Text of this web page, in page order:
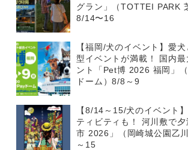
グラン」（TOTTEI PARK
8/14〜16
【福岡/犬のイベント】愛
型イベントが満載！ 国内
ント「Pet博 2026 福岡」
ドーム）8/8～9
【8/14～15/犬のイベント
ティビティも！ 河川敷で
市 2026」（岡崎城公園乙
～15